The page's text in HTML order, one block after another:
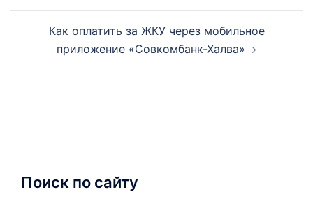
Как оплатить за ЖКУ через мобильное
приложение «Совкомбанк-Халва»
Поиск по сайту